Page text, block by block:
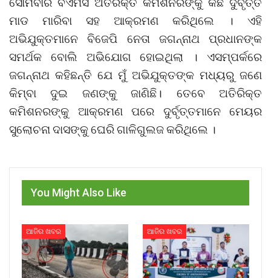
ମାଡ ମାରିବା ସହ ଆକ୍ରମଣ କରିଥିଲେ । ଏହି
ଅଭିଯୁକ୍ତମାନେ ବିଜେପି ନେତା ଜଗନ୍ନାଥ ପ୍ରଧାନଙ୍କ
ସମର୍ଥକ ବୋଲି ଅଭିଯୋଗ ହୋଇଥିଲା । ଏସମ୍ପର୍କରେ
ଜଗନ୍ନାଥ କହିଛନ୍ତି ଯେ ମୁଁ ଅଭିଯୁକ୍ତଙ୍କ ମଧ୍ୟରୁ ଜଣେ
କିମ୍ବା ଦୁଇ ଜଣଙ୍କୁ ଜାଣିଛି। ତେବେ ଅତିରିକ୍ତ
କମିଶନରଙ୍କୁ ଆକ୍ରମଣ ପରେ ଦୁର୍ବୃତ୍ତମାନେ ମେୟର
ସୁଲୋଚନା ଦାସଙ୍କୁ ଘେରି ଗାଳିଗୁଲଜ କରିଥିଲେ ।
You Might Also Like
ଆଜିର ଖବର ଆଜିର ଖବର